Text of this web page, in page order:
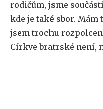
rodičům, jsme
kde je také sbor.
jsem trochu
Církve bratrské není,